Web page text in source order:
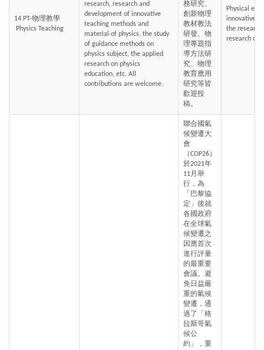
14 PT-物理教學
Physics Teaching
research, research and
development of innovative
teaching methods and
material of physics, the study
of guidance methods on
physics subject, the applied
research on physics
education, etc. All
contributions are welcome.
務研究、
創新物理
教材教法
研發、物
理專題指
導方法研
究、物理
教育應用
研究等皆
歡迎投
稿。
Physical
innovative
the
research on
聯合國氣
候變遷大
會
（COP26）
於2021年
11月舉
行，為
「巴黎協
定」後就
各國政府
在全球氣
候變遷之
因應首次
進行評量
的最重要
會議。避
免日益嚴
重的氣候
變遷，通
過了「格
拉斯哥氣
候公
約」，重